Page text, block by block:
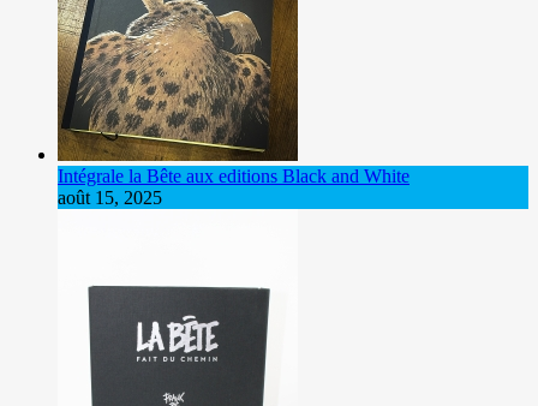
Intégrale la Bête aux editions Black and White
août 15, 2025